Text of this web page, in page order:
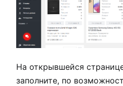
На открывшейся
заполните, по